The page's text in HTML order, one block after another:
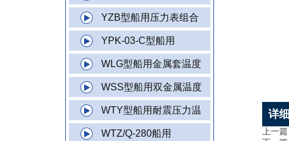
YZB型船用压力表组合
YPK-03-C型船用
WLG型船用金属套温度
WSS型船用双金属温度
WTY型船用耐震压力温
WTZ/Q-280船用
详
上一